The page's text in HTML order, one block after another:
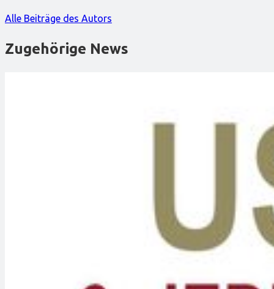
Alle Beiträge des Autors
Zugehörige News